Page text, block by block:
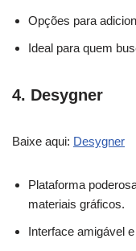
Opções para
Ideal para quem
4. Desygner
Baixe aqui: Desygner
Plataforma
materiais gráficos.
Interface amigável